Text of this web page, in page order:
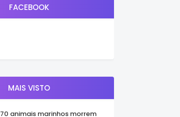
FACEBOOK
MAIS VISTO
70 animais marinhos morrem